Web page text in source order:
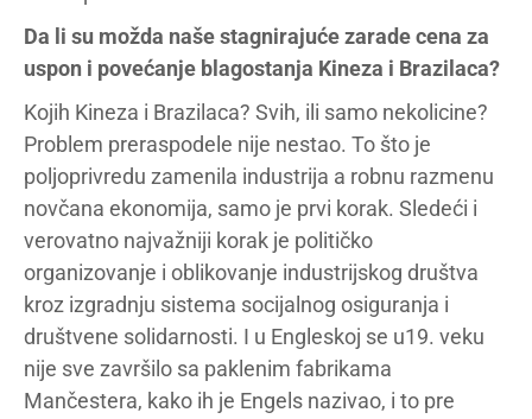
Da li su možda naše stagnirajuće zarade cena za
uspon i povećanje blagostanja Kineza i Brazilaca?
Kojih Kineza i Brazilaca? Svih, ili samo nekolicine?
Problem preraspodele nije nestao. To što je
poljoprivredu zamenila industrija a robnu razmenu
novčana ekonomija, samo je prvi korak. Sledeći i
verovatno najvažniji korak je političko
organizovanje i oblikovanje industrijskog društva
kroz izgradnju sistema socijalnog osiguranja i
društvene solidarnosti. I u Engleskoj se u19. veku
nije sve završilo sa paklenim fabrikama
Mančestera, kako ih je Engels nazivao, i to pre